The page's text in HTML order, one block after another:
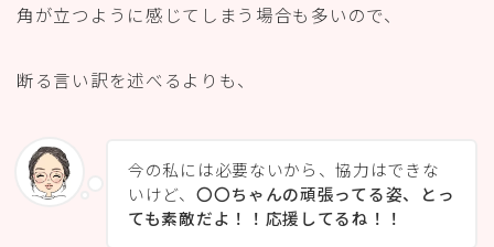
角が立つように感じてしまう場合も多いので、
断る言い訳を述べるよりも、
今の私には必要ないから、協力はできな
いけど、 〇〇ちゃんの頑張ってる姿、とっ
ても素敵だよ！！応援してるね！！